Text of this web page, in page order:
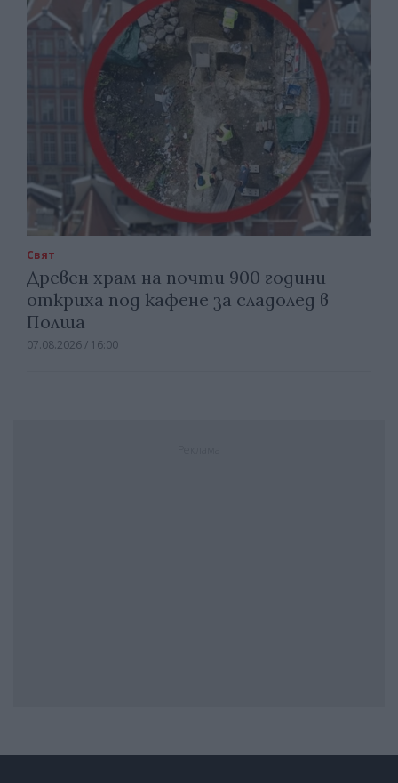
Свят
Древен храм на почти 900 години
откриха под кафене за сладолед в
Полша
07.08.2026 / 16:00